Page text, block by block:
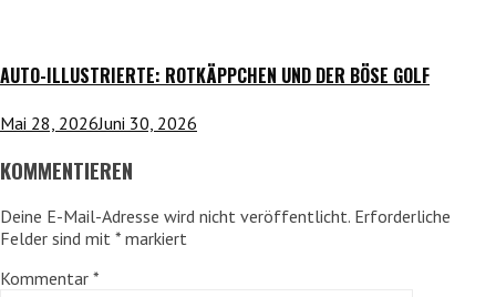
AUTO-ILLUSTRIERTE: ROTKÄPPCHEN UND DER BÖSE GOLF
Mai 28, 2026Juni 30, 2026
KOMMENTIEREN
Deine E-Mail-Adresse wird nicht veröffentlicht. Erforderliche
Felder sind mit * markiert
Kommentar *